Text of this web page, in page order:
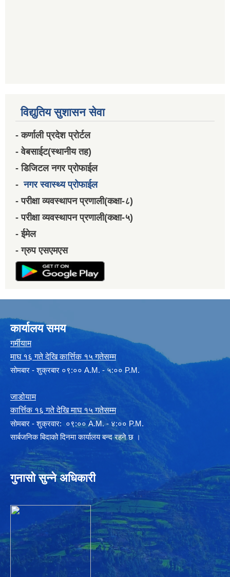
विद्युतिय सुशासन सेवा
- कर्णाली प्रदेश प्रोर्टल
- वेबसाईट(स्थानीय तह)
- डिजिटल नगर प्रोफाईल
-नगर स्वास्थ्य प्रोफाईल
- परीक्षा व्यवस्थापन प्रणाली(कक्षा-८)
- परीक्षा व्यवस्थापन प्रणाली(कक्षा-५)
- ईमेल
- ग्रुप एसएमएस
कार्यालय समय
गर्मीयाम
माघ १६ गते देखि कार्त्तिक १५ गतेसम्म
सोमबार - शुक्रबार ०९:०० A.M. - ५:०० P.M.
जाडोयाम
कार्त्तिक १६ गते देखि माघ १५ गतेसम्म
साेमबार - शुक्रवार: ०९:०० A.M. - ४:०० P.M.
सार्बजनिक बिदाको दिनमा कार्यालय बन्द रहने छ ।
गुनासो सुन्ने अधिकारी